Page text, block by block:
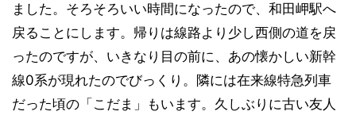
ました。そろそろいい時間になったので、和田岬駅へ
戻ることにします。帰りは線路より少し西側の道を戻
ったのですが、いきなり目の前に、あの懐かしい新幹
線0系が現れたのでびっくり。隣には在来線特急列車
だった頃の「こだま」もいます。久しぶりに古い友人